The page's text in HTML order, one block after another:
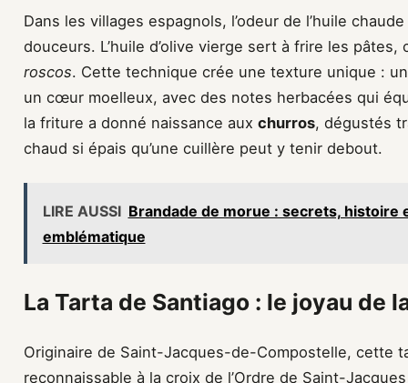
Dans les villages espagnols, l’odeur de l’huile
douceurs. L’huile d’olive vierge sert à frire les
roscos. Cette technique crée une texture unique :
un cœur moelleux, avec des notes herbacées qui
la friture a donné naissance aux churros, dégustés
chaud si épais qu’une cuillère peut y tenir debout.
LIRE AUSSI Brandade de morue : secrets, histoire
emblématique
La Tarta de Santiago : le joyau de
Originaire de Saint-Jacques-de-Compostelle, cette
reconnaissable à la croix de l’Ordre de Saint-